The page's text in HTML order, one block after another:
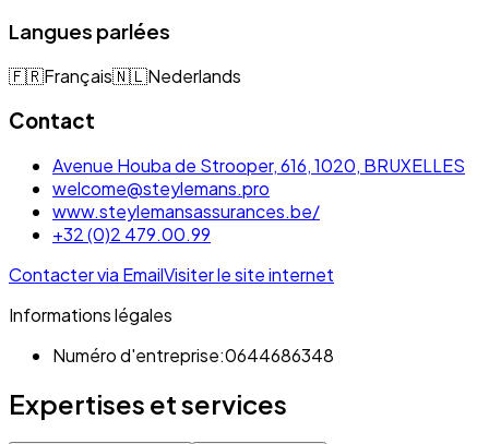
Langues parlées
🇫🇷Français🇳🇱Nederlands
Contact
Avenue Houba de Strooper, 616, 1020, BRUXELLES
welcome@steylemans.pro
www.steylemansassurances.be/
+32 (0)2 479.00.99
Contacter via EmailVisiter le site internet
Informations légales
Numéro d'entreprise:0644686348
Expertises et services